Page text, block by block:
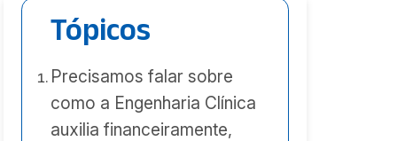
Tópicos
Precisamos falar sobre
como a Engenharia Clínica
auxilia financeiramente,